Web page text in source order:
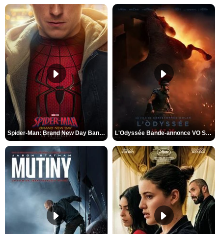
Spider-Man: Brand New Day Bande-annonce VO STFR L'Odyssée Bande-annonce VO STFR